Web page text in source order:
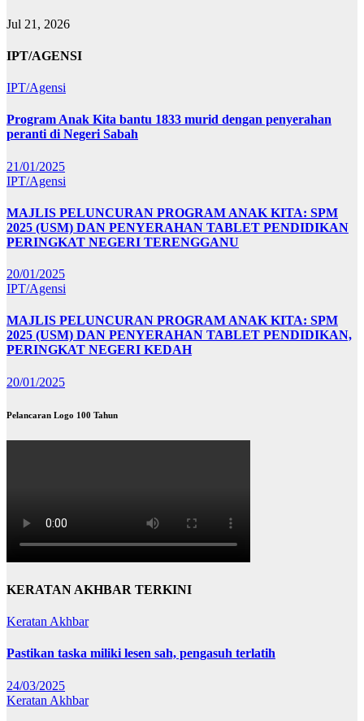
Jul 21, 2026
IPT/AGENSI
IPT/Agensi
Program Anak Kita bantu 1833 murid dengan penyerahan
peranti di Negeri Sabah
21/01/2025
IPT/Agensi
MAJLIS PELUNCURAN PROGRAM ANAK KITA: SPM
2025 (USM) DAN PENYERAHAN TABLET PENDIDIKAN
PERINGKAT NEGERI TERENGGANU
20/01/2025
IPT/Agensi
MAJLIS PELUNCURAN PROGRAM ANAK KITA: SPM
2025 (USM) DAN PENYERAHAN TABLET PENDIDIKAN,
PERINGKAT NEGERI KEDAH
20/01/2025
Pelancaran Logo 100 Tahun
KERATAN AKHBAR TERKINI
Keratan Akhbar
Pastikan taska miliki lesen sah, pengasuh terlatih
24/03/2025
Keratan Akhbar